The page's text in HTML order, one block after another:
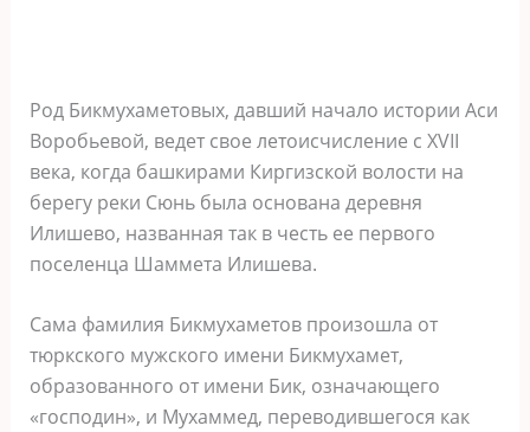
Род Бикмухаметовых, давший начало истории Аси
Воробьевой, ведет свое летоисчисление с XVII
века, когда башкирами Киргизской волости на
берегу реки Сюнь была основана деревня
Илишево, названная так в честь ее первого
поселенца Шаммета Илишева.
Сама фамилия Бикмухаметов произошла от
тюркского мужского имени Бикмухамет,
образованного от имени Бик, означающего
«господин», и Мухаммед, переводившегося как